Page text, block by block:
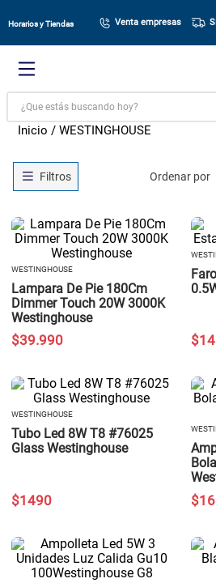
Horarios y Tiendas Venta empresas
¿Que estás buscando hoy?
WESTINGHOUSE
Ordenar por
WESTINGHOUSE
Lampara De Pie 180Cm
Dimmer Touch 20W 3000K
Westinghouse
$39.990 $14
WESTINGHOUSE
Tubo Led 8W T8 #76025
Glass Westinghouse
$1490 $